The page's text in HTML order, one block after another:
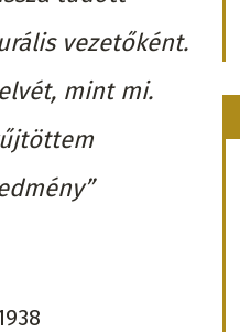
vezetőként.
mint mi.